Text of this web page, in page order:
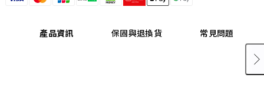
產品資訊 保固與退換貨 常見問題